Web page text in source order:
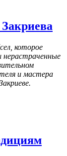
которое
и мастера